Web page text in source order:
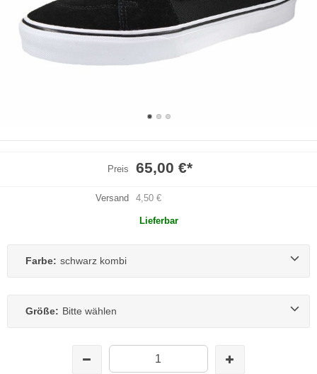
Preis 65,00 €*
Versand 4,50 €
Lieferbar
Farbe: schwarz kombi
Größe: Bitte wählen